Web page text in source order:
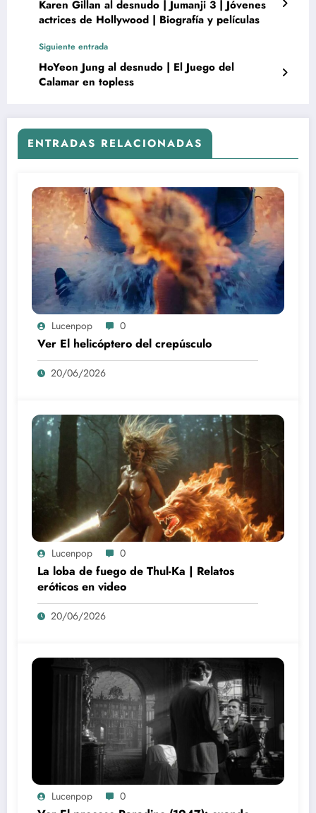
Karen Gillan al desnudo | Jumanji 3 | Jóvenes
actrices de Hollywood | Biografía y películas
Siguiente entrada
HoYeon Jung al desnudo | El Juego del
Calamar en topless
ENTRADAS RELACIONADAS
Lucenpop 0
Ver El helicóptero del crepúsculo
20/06/2026
Lucenpop 0
La loba de fuego de Thul-Ka | Relatos
eróticos en video
20/06/2026
Lucenpop 0